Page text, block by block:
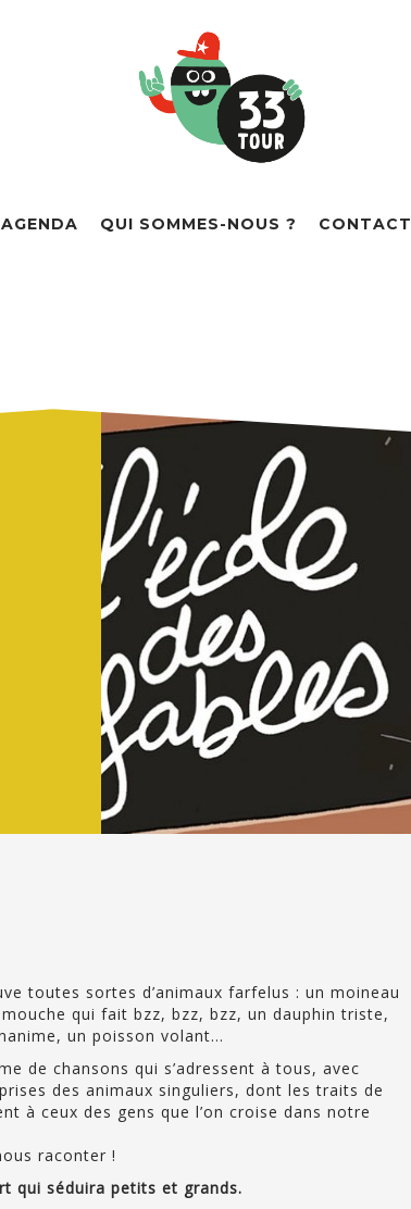
AGENDA QUI SOMMES-NOUS ? CONTACT
toutes sortes d’animaux farfelus : un moineau
qui fait bzz, bzz, bzz, un dauphin triste,
un poisson volant…
de chansons qui s’adressent à tous, avec
des animaux singuliers, dont les traits de
à ceux des gens que l’on croise dans notre
raconter !
qui séduira petits et grands.